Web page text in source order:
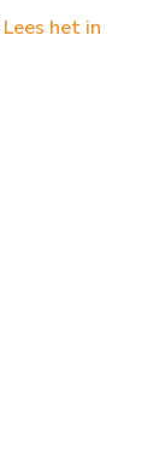
Lees het in